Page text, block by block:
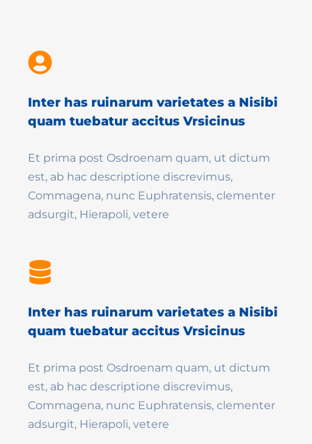
Inter has ruinarum varietates a Nisibi
quam tuebatur accitus Vrsicinus
Et prima post Osdroenam quam, ut dictum
est, ab hac descriptione discrevimus,
Commagena, nunc Euphratensis, clementer
adsurgit, Hierapoli, vetere
Inter has ruinarum varietates a Nisibi
quam tuebatur accitus Vrsicinus
Et prima post Osdroenam quam, ut dictum
est, ab hac descriptione discrevimus,
Commagena, nunc Euphratensis, clementer
adsurgit, Hierapoli, vetere